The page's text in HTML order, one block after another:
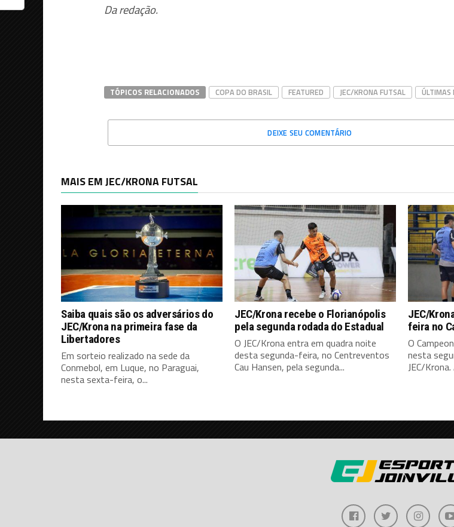
Da redação.
TÓPICOS RELACIONADOS COPA DO BRASIL FEATURED JEC/KRONA FUTSAL ÚLTIMAS
DEIXE SEU COMENTÁRIO
MAIS EM JEC/KRONA FUTSAL
Saiba quais são os adversários do
JEC/Krona na primeira fase da
Libertadores
Em sorteio realizado na sede da
Conmebol, em Luque, no Paraguai,
nesta sexta-feira, o...
JEC/Krona recebe o Florianópolis
pela segunda rodada do Estadual
O JEC/Krona entra em quadra noite
desta segunda-feira, no Centreventos
Cau Hansen, pela segunda...
JEC/
feira no
O
nesta
JEC/